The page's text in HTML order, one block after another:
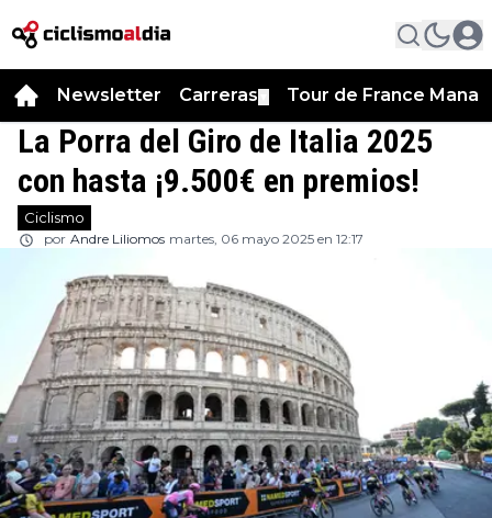
Newsletter Carreras Tour de France
La Porra del Giro de Italia 2025
con hasta ¡9.500€ en premios!
Ciclismo
por Andre Liliomos martes, 06 mayo 2025 en 12:17